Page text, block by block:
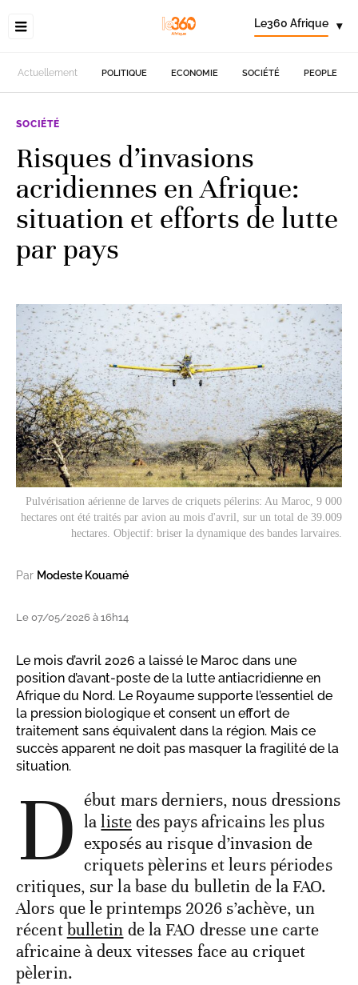
Le360 Afrique ▾
Actuellement POLITIQUE ECONOMIE SOCIÉTÉ PEOPLE
SOCIÉTÉ
Risques d’invasions
acridiennes en Afrique:
situation et efforts de lutte
par pays
Pulvérisation aérienne de larves de criquets pélerins: Au Maroc, 9 000
hectares ont été traités par avion au mois d'avril, sur un total de 39.009
hectares. Objectif: briser la dynamique des bandes larvaires.
Par Modeste Kouamé
Le 07/05/2026 à 16h14
Le mois d’avril 2026 a laissé le Maroc dans une
position d’avant-poste de la lutte antiacridienne en
Afrique du Nord. Le Royaume supporte l’essentiel de
la pression biologique et consent un effort de
traitement sans équivalent dans la région. Mais ce
succès apparent ne doit pas masquer la fragilité de la
situation.
D ébut mars derniers, nous dressions
lalistedes pays africains les plus
exposés au risque d’invasion de
criquets pèlerins et leurs périodes
critiques, sur la base du bulletin de la FAO.
Alors que le printemps 2026 s’achève, un
récent bulletin de la FAO dresse une carte
africaine à deux vitesses face au criquet
pèlerin.